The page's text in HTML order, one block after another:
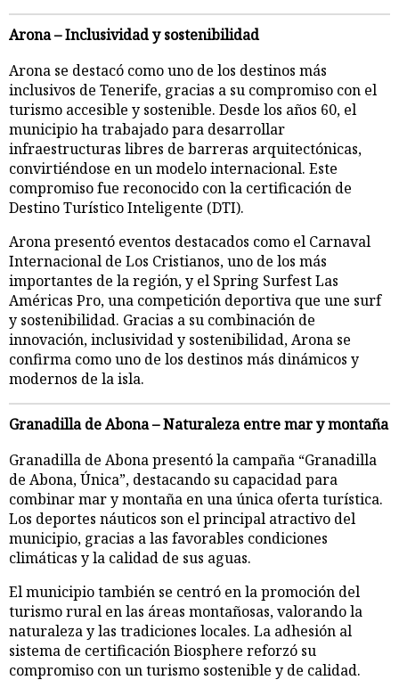
Arona – Inclusividad y sostenibilidad
Arona se destacó como uno de los destinos más
inclusivos de Tenerife, gracias a su compromiso con el
turismo accesible y sostenible. Desde los años 60, el
municipio ha trabajado para desarrollar
infraestructuras libres de barreras arquitectónicas,
convirtiéndose en un modelo internacional. Este
compromiso fue reconocido con la certificación de
Destino Turístico Inteligente (DTI).
Arona presentó eventos destacados como el Carnaval
Internacional de Los Cristianos, uno de los más
importantes de la región, y el Spring Surfest Las
Américas Pro, una competición deportiva que une surf
y sostenibilidad. Gracias a su combinación de
innovación, inclusividad y sostenibilidad, Arona se
confirma como uno de los destinos más dinámicos y
modernos de la isla.
Granadilla de Abona – Naturaleza entre mar y montaña
Granadilla de Abona presentó la campaña “Granadilla
de Abona, Única”, destacando su capacidad para
combinar mar y montaña en una única oferta turística.
Los deportes náuticos son el principal atractivo del
municipio, gracias a las favorables condiciones
climáticas y la calidad de sus aguas.
El municipio también se centró en la promoción del
turismo rural en las áreas montañosas, valorando la
naturaleza y las tradiciones locales. La adhesión al
sistema de certificación Biosphere reforzó su
compromiso con un turismo sostenible y de calidad.